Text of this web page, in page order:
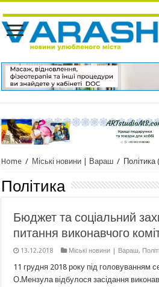
Home / Міські новини | Вараш / Політика
Політика
Бюджет та соціальний
питання виконавчого
13.12.2018 Міські новини | Вараш,
11 грудня 2018 року під головуванням
О.Мензула відбулося засідання